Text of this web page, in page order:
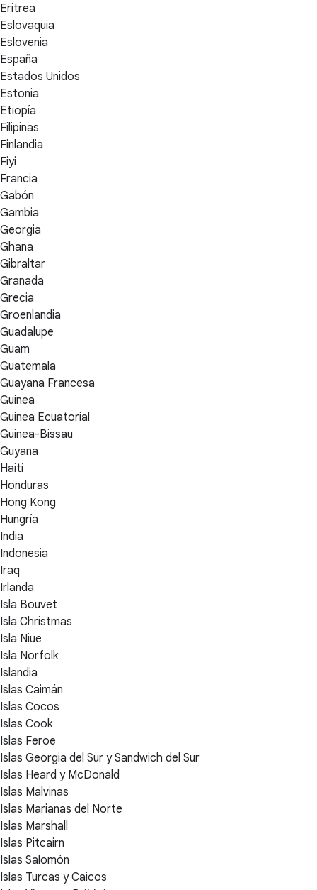
Eritrea
Eslovaquia
Eslovenia
España
Estados Unidos
Estonia
Etiopía
Filipinas
Finlandia
Fiyi
Francia
Gabón
Gambia
Georgia
Ghana
Gibraltar
Granada
Grecia
Groenlandia
Guadalupe
Guam
Guatemala
Guayana Francesa
Guinea
Guinea Ecuatorial
Guinea-Bissau
Guyana
Haití
Honduras
Hong Kong
Hungría
India
Indonesia
Iraq
Irlanda
Isla Bouvet
Isla Christmas
Isla Niue
Isla Norfolk
Islandia
Islas Caimán
Islas Cocos
Islas Cook
Islas Feroe
Islas Georgia del Sur y Sandwich del Sur
Islas Heard y McDonald
Islas Malvinas
Islas Marianas del Norte
Islas Marshall
Islas Pitcairn
Islas Salomón
Islas Turcas y Caicos